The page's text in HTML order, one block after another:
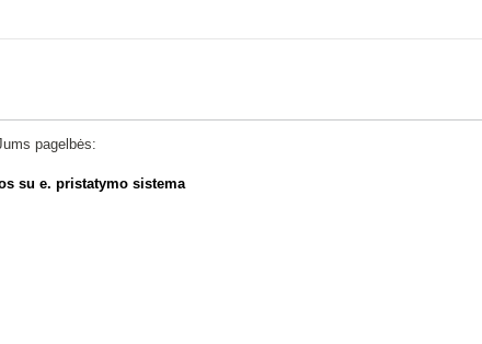
pagelbės:
su e. pristatymo sistema